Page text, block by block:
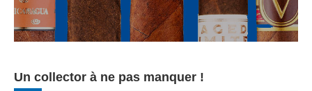
Un collector à ne pas manquer !